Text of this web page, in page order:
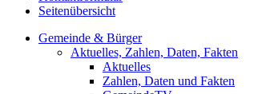
Seitenübersicht
Gemeinde & Bürger
Aktuelles, Zahlen, Daten, Fakten
Aktuelles
Zahlen, Daten und Fakten